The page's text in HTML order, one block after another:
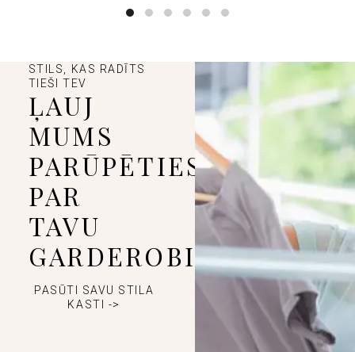
STILS, KAS RADĪTS
TIEŠI TEV
ĻAUJ
MUMS
PARŪPĒTIES
PAR
TAVU
GARDEROBI
PASŪTI SAVU STILA
KASTI ->